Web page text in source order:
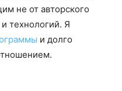
не от авторского
технологий. Я
и долго